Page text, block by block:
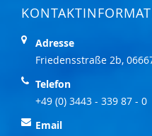
Adresse
Friedensstraße 2b,
Telefon
+49 (0) 3443 - 339 87 - 0
Email